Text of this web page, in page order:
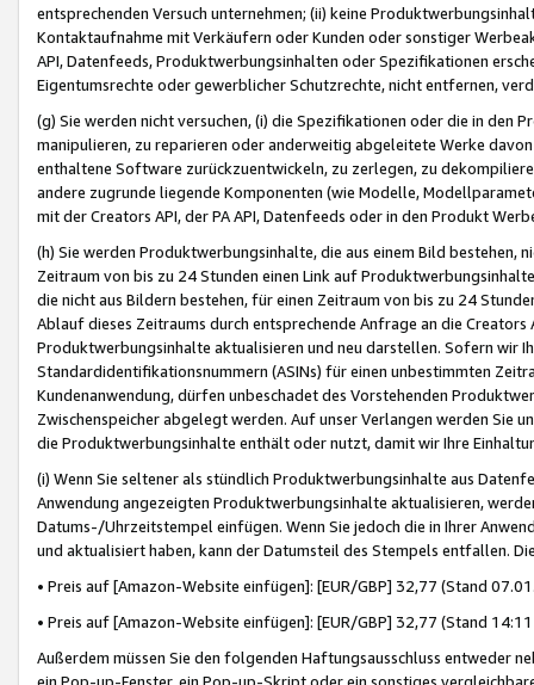
entsprechenden Versuch unternehmen; (ii) keine
Kontaktaufnahme mit Verkäufern oder Kunden oder sonstiger
API, Datenfeeds, Produktwerbungsinhalten oder Spezifikationen
Eigentumsrechte oder gewerblicher Schutzrechte, nicht entfernen,
(g) Sie werden nicht versuchen, (i) die Spezifikationen oder die in
manipulieren, zu reparieren oder anderweitig abgeleitete Werke
enthaltene Software zurückzuentwickeln, zu zerlegen, zu
andere zugrunde liegende Komponenten (wie Modelle,
mit der Creators API, der PA API, Datenfeeds oder in den Produkt
(h) Sie werden Produktwerbungsinhalte, die aus einem Bild bestehen,
Zeitraum von bis zu 24 Stunden einen Link auf
die nicht aus Bildern bestehen, für einen Zeitraum von bis zu 24
Ablauf dieses Zeitraums durch entsprechende Anfrage an die
Produktwerbungsinhalte aktualisieren und neu darstellen. Sofern wir
Standardidentifikationsnummern (ASINs) für einen unbestimmten
Kundenanwendung, dürfen unbeschadet des Vorstehenden
Zwischenspeicher abgelegt werden. Auf unser Verlangen werden Sie
die Produktwerbungsinhalte enthält oder nutzt, damit wir Ihre
(i) Wenn Sie seltener als stündlich Produktwerbungsinhalte aus
Anwendung angezeigten Produktwerbungsinhalte aktualisieren,
Datums-/Uhrzeitstempel einfügen. Wenn Sie jedoch die in Ihrer
und aktualisiert haben, kann der Datumsteil des Stempels entfallen.
• Preis auf [Amazon-Website einfügen]: [EUR/GBP] 32,77 (Stand
• Preis auf [Amazon-Website einfügen]: [EUR/GBP] 32,77 (Stand
Außerdem müssen Sie den folgenden Haftungsausschluss entweder
ein Pop-up-Fenster, ein Pop-up-Skript oder ein sonstiges